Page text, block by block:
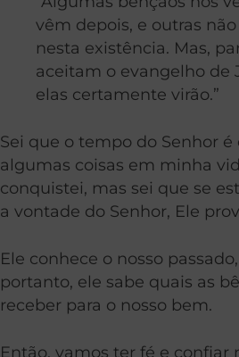
vêm depois, e outras
nesta existência. Mas,
aceitam o evangelho de
elas certamente virão.”
Sei que o tempo do Senhor
algumas coisas em minha
conquistei, mas sei que se
a vontade do Senhor, Ele
Ele conhece o nosso
portanto, ele sabe quais as
receber para o nosso bem.
Então, vamos ter fé e confiar